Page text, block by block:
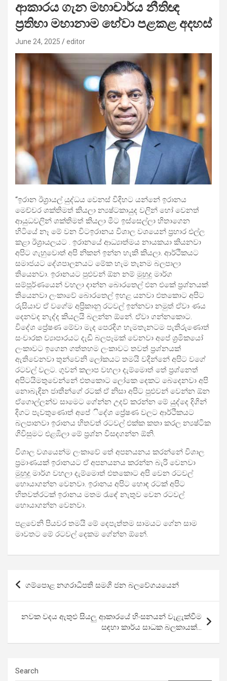
ආකාරය ගැන මහාචාර්ය නීතිඥ
ප්‍රතිභා මහානාම හේවා පළකළ අදහස්
June 24, 2025 editor
“ඉරාන ඊශ්‍රායල් යුද්ධය වෙනස් විදිහට යන්නේ ඉරානය
මෙච්චර ශක්තිමත් කියලා න්‍යෂ්ටකායුද වලින් හෝ වෙනත්
ආයුධවලින් ශක්තිමත් කියලා මීට ඉස්සෙල්ලා හිතාගෙන
හිටියේ නෑ මේ වන විටඉරානය විශාල වශයෙන් ප්‍රහාර එල්ල
කළා ඊශ්‍රායලයට . ඉරානයේ ආධ්‍යාත්මය නායකයා කියනවා
අපිට ගැහුවොත් අපි නිකන් ඉන්න හැකි කියලා. ආර්ථිකයට
සමාජයට දේශපාලනයට මේක හැම තැනම බලපාලා
තියෙනවා. ඉරානයට පුළුවන් ඕන නම් මුහුදු මාර්ග
සම්පූර්ණයෙන් වහලා දාන්න බොරතෙල් එන එකේ ප්‍රශ්නයක්
තියෙනවා ලංකාවේ බොරතෙල් ඉහළ යනවා එතකොට අපිට
රුසියාව ඒ වගේම අප්‍රිකානු රටවල් ඉන්නවා නමුත් ඒවා ණය
දෙනවද නැද්ද කියලයි බලන්න ඕනේ. ඒවා ගන්නකොට.
විදේශ ප්‍රේෂණ මේවා මැද පෙරදිග හැමතැනටම පැතිරුණොත්
සංචාරක ව්‍යාපාරයට දැඩි බලපෑමක් වෙනවා අපේ ශ්‍රමිකයෝ
ලංකාවට ඉගෙන ගත්තහම ලංකාවට තවත් ප්‍රශ්නයක්
ඇතිවෙනවා තුන්වෙනි ලෝකයට තමයි වදින්නේ අපිට වගේ
රටවල් වලට. ගුවන් කලාප වහලා දැම්මොත් තේ ප්‍රශ්නෙත්
අපිටයිමතුවෙන්නේ එතකොට ලෝකෙ දෙකට බෙදෙනවා අපි
නොබැඳින ජාතීන්ගේ රටක් ඒ නිසා අපිට පුළුවන් වෙන්න ඕන
ඒගොල්ලන්ව සාමෙට ගේන්න උදව් කරන්න මේ යුද්දෙ දිගින්
දිගට පැවතුණොත් අපේ ිදේශ ප්‍රේෂණ වලට ආර්ථිකයට
බලපානවා ඉරානය හිතවත් රටවල් එක්ක කතා කරල න්‍යෂ්ටික
ගිවිසුමට එළඹිලා මේ ප්‍රශ්න විසදගන්න ඕනි.
විශාල වශයෙන්ම ලංකාවේ තේ අපනයනය කරන්නේ විශාල
ප්‍රමාණයක් ඉරානයට ඒ අපනයනය කරන්න බැරි වෙනවා
මුහුදු මාර්ග වහලා දැම්මොත් එතකොට අපි වෙන රටවල්
හොයාගන්න වෙනවා. ඉරානය අපිට හොඳ රටක් අපිට
හිතවත්රටක් ඉරානය මතම රැඳේ නැතුව වෙන රටවල්
හොයාගන්න වෙනවා.
පළවෙනි පියවර තමයි මේ දෙපැත්තම සාමයට ගේන සාම
මාවතට මේ රටවල් දෙකම ගේන්න ඕනේ.
Post
navigation
ගම්පොළ නගරාධිපති සමගි ජන බලවේගයයෙන්
නවක වදය ඇතුළු සියලු ආකාරයේ හිංසනයන් වැළැක්වීම
සඳහා කාර්ය සාධක බලකායක්…
Search